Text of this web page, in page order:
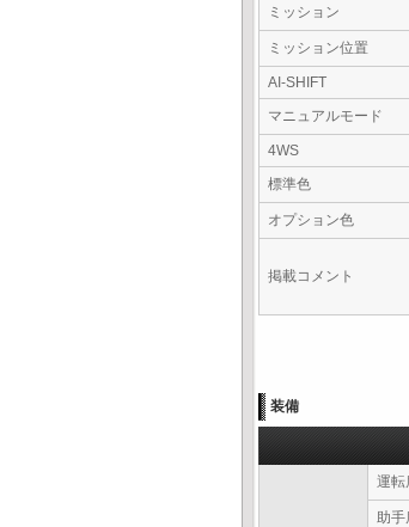
ミッション
ミッション位置
AI-SHIFT
マニュアルモード
4WS
標準色
オプション色
掲載コメント
装備
運転
助手